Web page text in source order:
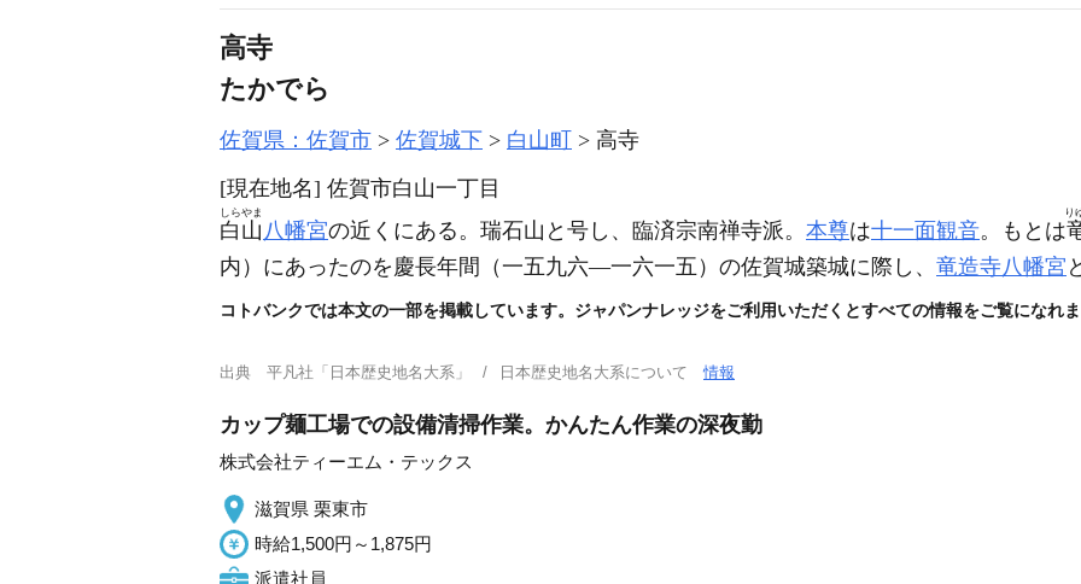
高寺
たかでら
佐賀県：佐賀市 佐賀城下 白山町
高寺
[現在地名] 佐賀市白山一丁目
白山
しらやま
八幡宮の近くにある。瑞石山と号し、臨済宗南禅寺派。 本尊は十一面観音。もとは
り
内） にあったのを慶長年間 （一五九六―一六一五） の佐賀城築城に際し、 竜造寺八幡宮
コトバンクでは本文の一部を掲載しています。ジャパンナレッジをご利用いただくとすべての情報をご覧になれ
出典 平凡社「日本歴史地名大系」 日本歴史地名大系について情報
カップ麺工場での設備清掃作業。かんたん作業の深夜勤
株式会社ティーエム・テックス
滋賀県 栗東市
時給1,500円～1,875円
派遣社員